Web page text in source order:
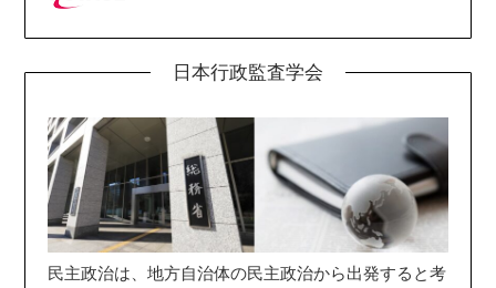
日本行政監査学会
民主政治は、地方自治体の民主政治から出発すると考